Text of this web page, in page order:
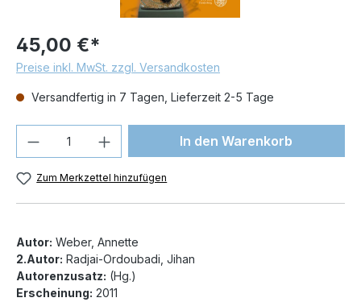
45,00 €*
Preise inkl. MwSt. zzgl. Versandkosten
Versandfertig in 7 Tagen, Lieferzeit 2-5 Tage
Produkt Anzahl: Gib denIn den Warenkorb
Zum Merkzettel hinzufügen
Autor: Weber, Annette
2.Autor: Radjai-Ordoubadi, Jihan
Autorenzusatz: (Hg.)
Erscheinung: 2011